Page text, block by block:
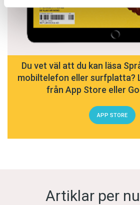
Du vet väl att du kan läsa
mobiltelefon eller surfplatta?
från App Store eller
APP STORE
Artiklar per